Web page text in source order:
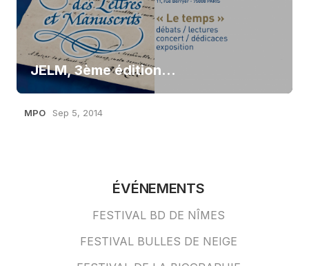
JELM, 3ème édition…
MPO Sep 5, 2014
ÉVÉNEMENTS
FESTIVAL BD DE NÎMES
FESTIVAL BULLES DE NEIGE